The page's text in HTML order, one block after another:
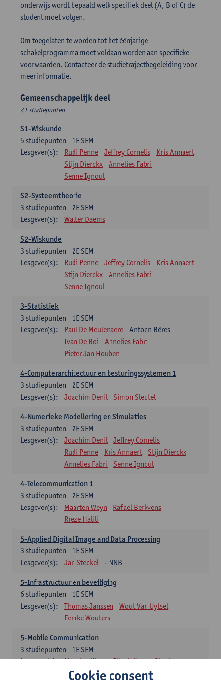
onderwijs wordt bepaald welk specifiek deel (A, B of C) de
student moet volgen.
Om toegelaten te worden tot het éénjarige
schakelprogramma moet voldaan worden aan specifieke
voorwaarden. Contacteer de studietrajectbegeleiding voor
meer informatie.
Gemeenschappelijk deel
41 studiepunten
S1-Wiskunde
1E SEM
5 studiepunten
Lesgever(s):
Rudi Penne Jeffrey Cornelis
Kris Annaert
Stijn Dierckx
Annelies Fabri
Senne Ignoul
S2-Systeemtheorie
2E SEM
3 studiepunten
Lesgever(s):
Walter Daems
S2-Wiskunde
2E SEM
3 studiepunten
Lesgever(s):
Rudi Penne Jeffrey Cornelis
Kris Annaert
Stijn Dierckx
Annelies Fabri
Senne Ignoul
3-Statistiek
1E SEM
3 studiepunten
Lesgever(s):
Paul De Meulenaere
Antoon Béres
Ivan De Boi
Annelies Fabri
Pieter Jan Houben
4-Computerarchitectuur en besturingssystemen 1
2E SEM
3 studiepunten
Lesgever(s):
Joachim Denil Simon Sleutel
4-Numerieke Modellering en Simulaties
2E SEM
3 studiepunten
Lesgever(s):
Joachim Denil
Jeffrey Cornelis
Rudi Penne
Kris Annaert
Stijn Dierckx
Annelies Fabri
Senne Ignoul
4-Telecommunication 1
2E SEM
3 studiepunten
Lesgever(s):
Maarten Weyn
Rafael Berkvens
Rreze Halili
5-Applied Digital Image and Data Processing
1E SEM
3 studiepunten
Lesgever(s):
Jan Steckel - NNB
5-Infrastructuur en beveiliging
1E SEM
6 studiepunten
Lesgever(s):
Thomas Janssen
Wout Van Uytsel
Femke Wouters
5-Mobile Communication
1E SEM
3 studiepunten
Lesgever(s):
Maarten Weyn Ritesh Kumar Singh
5-Telecommunication 2Cookie consent